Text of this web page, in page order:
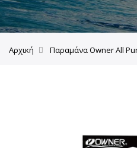
Αρχική Παραμάνα Owner All